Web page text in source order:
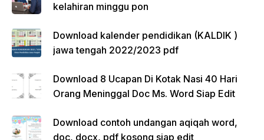
kelahiran minggu pon
Download kalender pendidikan (KALDIK )
jawa tengah 2022/2023 pdf
Download 8 Ucapan Di Kotak Nasi 40 Hari
Orang Meninggal Doc Ms. Word Siap Edit
Download contoh undangan aqiqah word,
doc, docx, pdf kosong siap edit